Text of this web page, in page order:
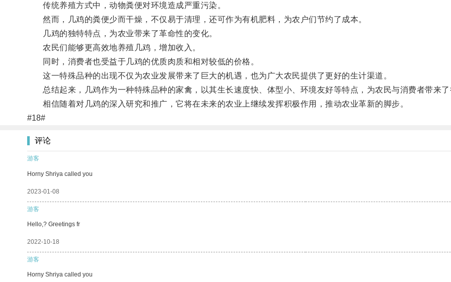
传统养殖方式中，动物粪便对环境造成严重污染。
然而，几鸡的粪便少而干燥，不仅易于清理，还可作为有机肥料，为农户们节约了成本。
几鸡的独特特点，为农业带来了革命性的变化。
农民们能够更高效地养殖几鸡，增加收入。
同时，消费者也受益于几鸡的优质肉质和相对较低的价格。
这一特殊品种的出现不仅为农业发展带来了巨大的机遇，也为广大农民提供了更好的生计渠道。
总结起来，几鸡作为一种特殊品种的家禽，以其生长速度快、体型小、环境友好等特点，为农民与消费者带来了
相信随着对几鸡的深入研究和推广，它将在未来的农业上继续发挥积极作用，推动农业革新的脚步。
#18#
评论
游客
Horny Shriya called you
2023-01-08
游客
Hello,? Greetings fr
2022-10-18
游客
Horny Shriya called you